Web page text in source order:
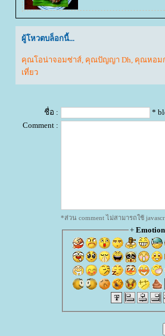
ผู้โหวตบล็อกนี้...
คุณโอน่าจอมซ่าส์, คุณปัญญา Dh, คุณหอม
เที่ยว
ชื่อ :
*
Comment :
*ส่วน comment ไม่สามารถใช้
+ Emotion